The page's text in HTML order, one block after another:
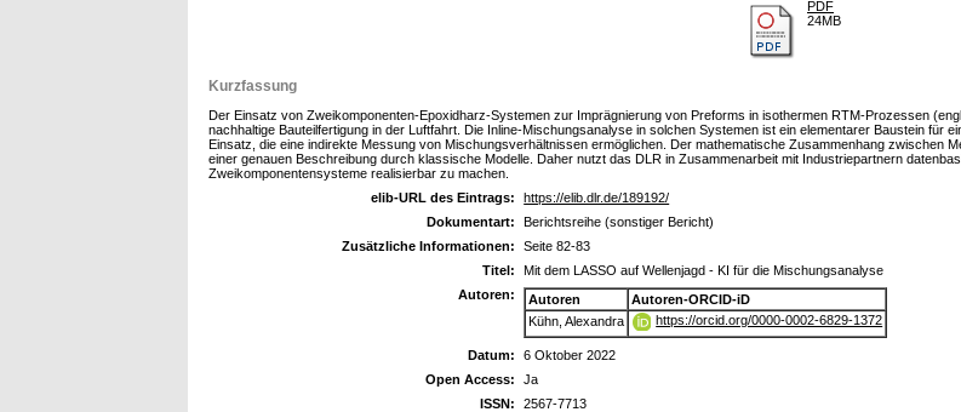
PDF
24MB
Kurzfassung
Der Einsatz von Zweikomponenten-Epoxidharz-Systemen zur Imprägnierung von Preforms in isothermen RTM-Prozessen
nachhaltige Bauteilfertigung in der Luftfahrt. Die Inline-Mischungsanalyse in solchen Systemen ist ein elementarer Baustein für
Einsatz, die eine indirekte Messung von Mischungsverhältnissen ermöglichen. Der mathematische Zusammenhang zwischen
einer genauen Beschreibung durch klassische Modelle. Daher nutzt das DLR in Zusammenarbeit mit Industriepartnern
Zweikomponentensysteme realisierbar zu machen.
elib-URL des Eintrags:
https://elib.dlr.de/189192/
Dokumentart:
Berichtsreihe (sonstiger Bericht)
Zusätzliche Informationen:
Seite 82-83
Titel:
Mit dem LASSO auf Wellenjagd - KI für die Mischungsanalyse
Autoren:
Autoren
Autoren-ORCID-iD
Kühn, Alexandra
https://orcid.org/0000-0002-6829-1372
Datum:
6 Oktober 2022
Open Access:
Ja
ISSN:
2567-7713